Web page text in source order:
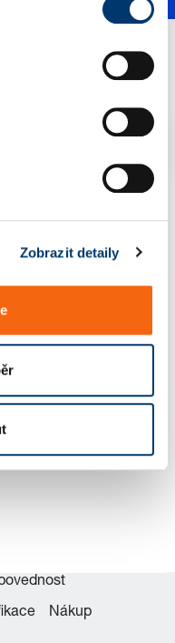
Zobrazit detaily
ocel, VDI 3357
Nákup